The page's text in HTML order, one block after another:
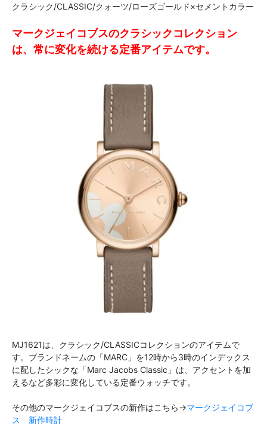
クラシック/CLASSIC/クォーツ/ローズゴールド×セメントカラー
マークジェイコブスのクラシックコレクション
は、常に変化を続ける定番アイテムです。
MJ1621は、クラシック/CLASSICコレクションのアイテムで
す。ブランドネームの「MARC」を12時から3時のインデックス
に配したシックな「Marc Jacobs Classic」は、アクセントを加
えるなど多彩に変化している定番ウォッチです。
その他のマークジェイコブスの新作はこちら→マークジェイコブ
ス 新作時計